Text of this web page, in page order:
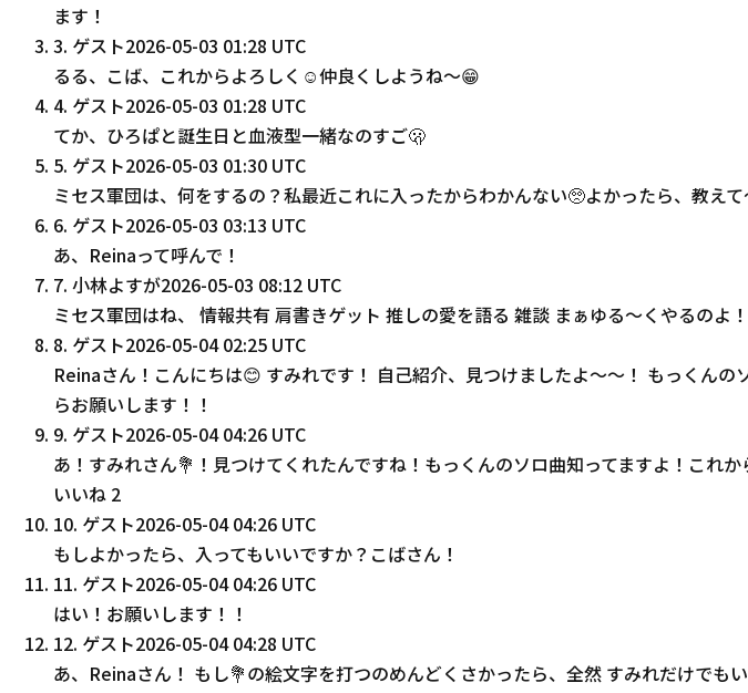
ます！
3. ゲスト2026-05-03 01:28 UTC
るる、こば、これからよろしく☺️仲良くしようね〜😁
4. ゲスト2026-05-03 01:28 UTC
てか、ひろぱと誕生日と血液型一緒なのすご🫢
5. ゲスト2026-05-03 01:30 UTC
ミセス軍団は、何をするの？私最近これに入ったからわかんない🥺よかったら、教えて
6. ゲスト2026-05-03 03:13 UTC
あ、Reinaって呼んで！
7. 小林よすが2026-05-03 08:12 UTC
ミセス軍団はね、 情報共有 肩書きゲット 推しの愛を語る 雑談 まぁゆる〜くやるのよ
8. ゲスト2026-05-04 02:25 UTC
Reinaさん！こんにちは😊 すみれです！ 自己紹介、見つけましたよ〜〜！ もっくん
らお願いします！！
9. ゲスト2026-05-04 04:26 UTC
あ！すみれさん💐！見つけてくれたんですね！もっくんのソロ曲知ってますよ！これか
いいね 2
10. ゲスト2026-05-04 04:26 UTC
もしよかったら、入ってもいいですか？こばさん！
11. ゲスト2026-05-04 04:26 UTC
はい！お願いします！！
12. ゲスト2026-05-04 04:28 UTC
あ、Reinaさん！ もし💐の絵文字を打つのめんどくさかったら、全然 すみれだけでも